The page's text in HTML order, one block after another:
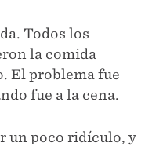
Todos los
la comida
El problema fue
fue a la cena.
un poco ridículo, y